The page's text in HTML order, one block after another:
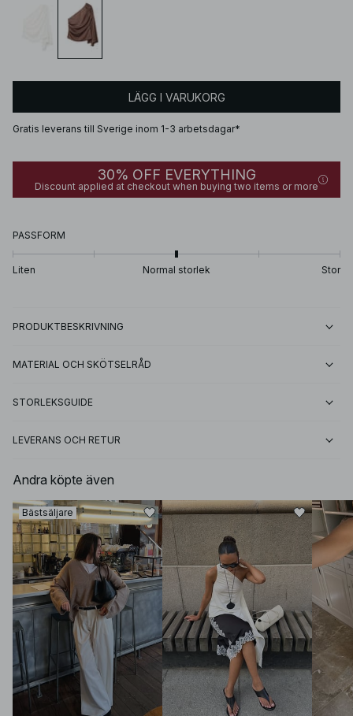
LÄGG I VARUKORG
Gratis leverans till Sverige inom 1-3 arbetsdagar*
30% OFF EVERYTHING
Discount applied at checkout when buying two items or more
PASSFORM
Liten Normal storlek Stor
PRODUKTBESKRIVNING
MATERIAL OCH SKÖTSELRÅD
STORLEKSGUIDE
LEVERANS OCH RETUR
Andra köpte även
Bästsäljare